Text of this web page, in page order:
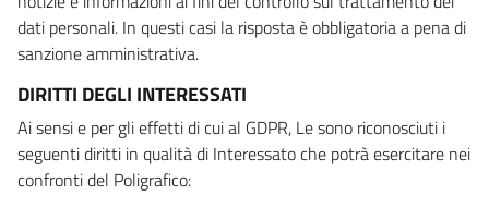
dati personali. In questi casi la risposta è obbligatoria a pena di
sanzione amministrativa.
DIRITTI DEGLI INTERESSATI
Ai sensi e per gli effetti di cui al GDPR, Le sono riconosciuti i
seguenti diritti in qualità di Interessato che potrà esercitare nei
confronti del Poligrafico: